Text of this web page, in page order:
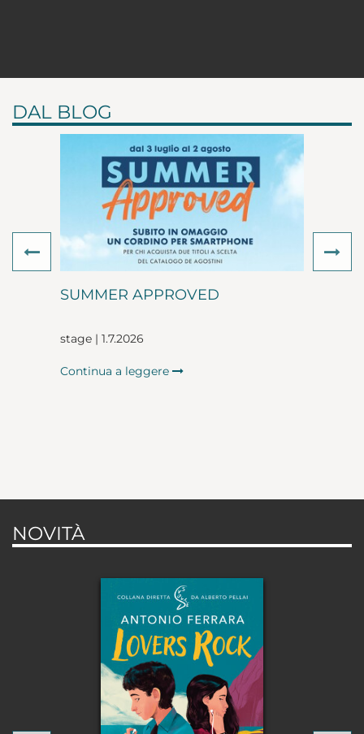
DAL BLOG
SUMMER APPROVED
stage | 1.7.2026
Continua a leggere
Previous
NOVITÀ